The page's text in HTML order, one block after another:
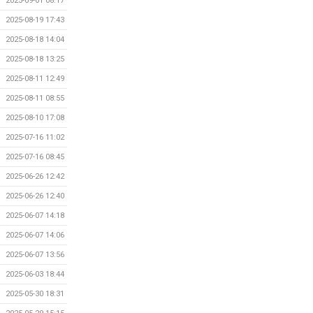
2025-08-19 17:43
2025-08-18 14:04
2025-08-18 13:25
2025-08-11 12:49
2025-08-11 08:55
2025-08-10 17:08
2025-07-16 11:02
2025-07-16 08:45
2025-06-26 12:42
2025-06-26 12:40
2025-06-07 14:18
2025-06-07 14:06
2025-06-07 13:56
2025-06-03 18:44
2025-05-30 18:31